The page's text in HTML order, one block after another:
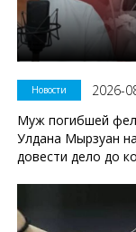
Новости
2026-
Муж погибшей
Улдана Мырзуан
довести дело до